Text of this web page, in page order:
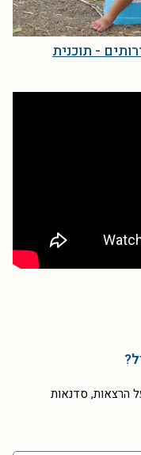
- תוכנית
הרצאות, סדנאות